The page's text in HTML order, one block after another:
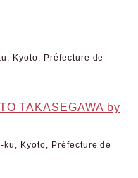
Kyoto, Préfecture de
TAKASEGAWA by
Kyoto, Préfecture de